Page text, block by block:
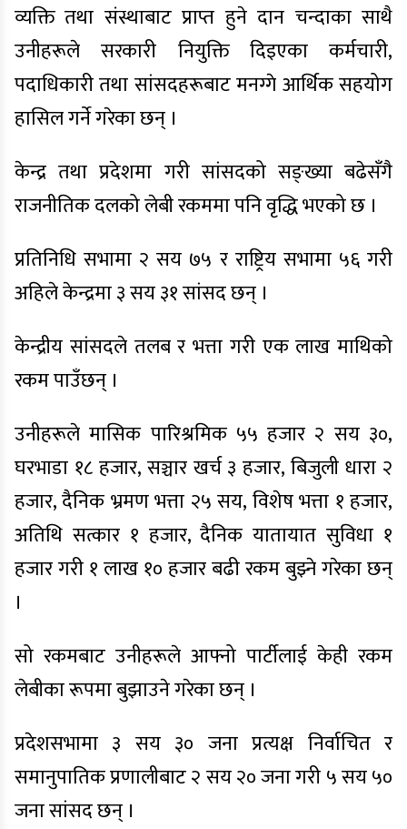
व्यक्ति तथा संस्थाबाट प्राप्त हुने दान चन्दाका साथै
उनीहरूले सरकारी नियुक्ति दिइएका कर्मचारी,
पदाधिकारी तथा सांसदहरूबाट मनग्गे आर्थिक सहयोग
हासिल गर्ने गरेका छन् ।
केन्द्र तथा प्रदेशमा गरी सांसदको सङ्ख्या बढेसँगै
राजनीतिक दलको लेबी रकममा पनि वृद्धि भएको छ ।
प्रतिनिधि सभामा २ सय ७५ र राष्ट्रिय सभामा ५६ गरी
अहिले केन्द्रमा ३ सय ३१ सांसद छन् ।
केन्द्रीय सांसदले तलब र भत्ता गरी एक लाख माथिको
रकम पाउँछन् ।
उनीहरूले मासिक पारिश्रमिक ५५ हजार २ सय ३०,
घरभाडा १८ हजार, सञ्चार खर्च ३ हजार, बिजुली धारा २
हजार, दैनिक भ्रमण भत्ता २५ सय, विशेष भत्ता १ हजार,
अतिथि सत्कार १ हजार, दैनिक यातायात सुविधा १
हजार गरी १ लाख १० हजार बढी रकम बुझ्ने गरेका छन्
।
सो रकमबाट उनीहरूले आफ्नो पार्टीलाई केही रकम
लेबीका रूपमा बुझाउने गरेका छन् ।
प्रदेशसभामा ३ सय ३० जना प्रत्यक्ष निर्वाचित र
समानुपातिक प्रणालीबाट २ सय २० जना गरी ५ सय ५०
जना सांसद छन् ।